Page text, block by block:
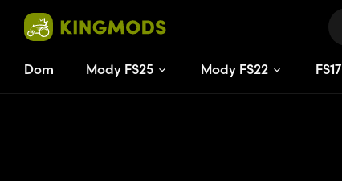
Dom Mody FS25 Mody FS22 FS17